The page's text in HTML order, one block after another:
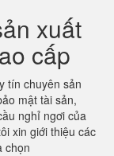
xuất
cấp
tín chuyên sản
mật tài sản,
nghỉ ngơi của
xin giới thiệu các
chọn